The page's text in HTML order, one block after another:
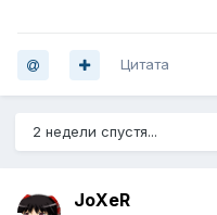
Цитата
2 недели спустя...
JoXeR